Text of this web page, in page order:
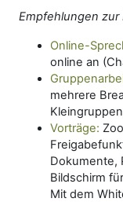
Empfehlungen
Online-
online an
mehrere
Vorträge:
Dokumente,
Bildschirm
Mit dem